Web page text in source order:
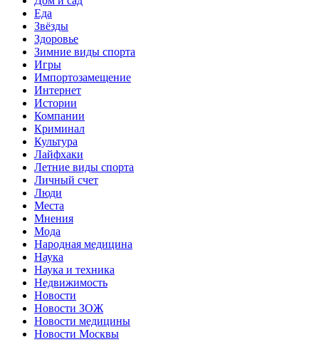
Еда
Звёзды
Здоровье
Зимние виды спорта
Игры
Импортозамещение
Интернет
Истории
Компании
Криминал
Культура
Лайфхаки
Летние виды спорта
Личный счет
Люди
Места
Мнения
Мода
Народная медицина
Наука
Наука и техника
Недвижимость
Новости
Новости ЗОЖ
Новости медицины
Новости Москвы